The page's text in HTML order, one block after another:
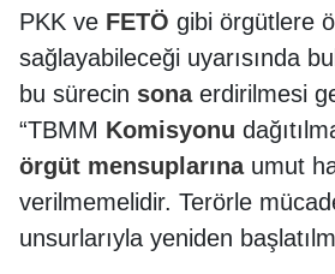
PKK ve FETÖ gibi örgütlere
sağlayabileceği uyarısında
bu sürecin sonaerdirilmesi
“TBMM Komisyonu
örgüt mensuplarınaumut
verilmemelidir. Terörle
unsurlarıyla yeniden